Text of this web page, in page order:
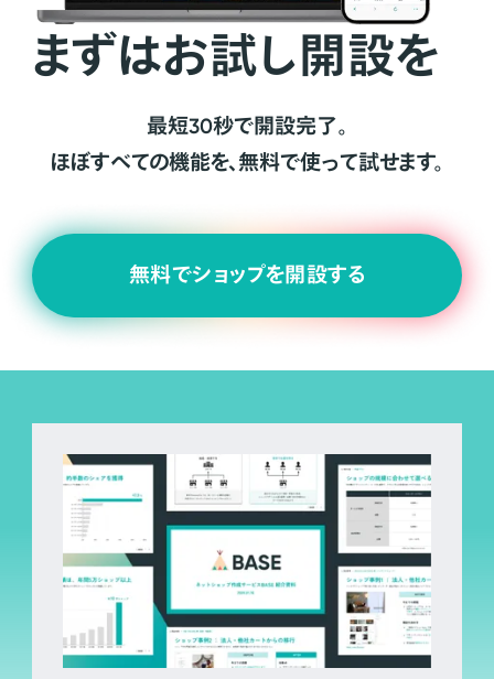
まずはお試し開設を
最短30秒で開設完了。
ほぼすべての機能を、無料で使って試せます。
無料でショップを開設する